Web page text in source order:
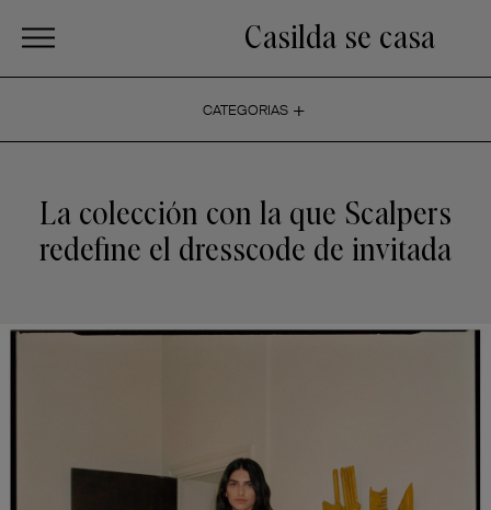
Casilda se casa
CATEGORIAS +
La colección con la que Scalpers
redefine el dresscode de invitada